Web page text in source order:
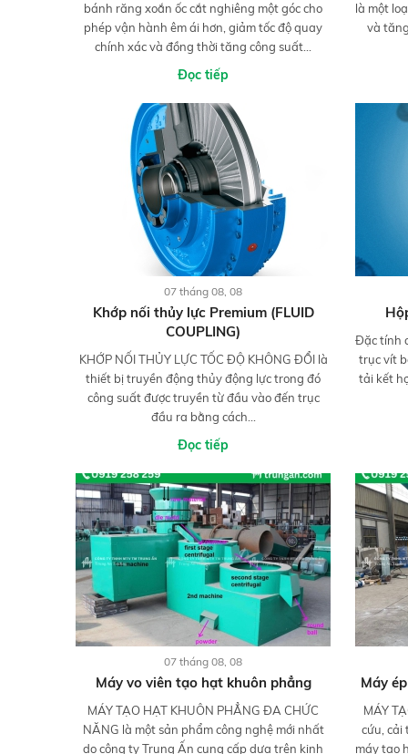
bánh răng xoắn ốc cắt nghiêng một góc cho
phép vận hành êm ái hơn, giảm tốc độ quay
chính xác và đồng thời tăng công suất...
Đọc tiếp
là một
và
07 tháng 08, 08
Khớp nối thủy lực Premium (FLUID
COUPLING)
KHỚP NỐI THỦY LỰC TỐC ĐỘ KHÔNG ĐỔI là
thiết bị truyền động thủy động lực trong đó
công suất được truyền từ đầu vào đến trục
đầu ra bằng cách...
Đọc tiếp
Đặc tính
trục vít
tải kết
07 tháng 08, 08
Máy vo viên tạo hạt khuôn phẳng
MÁY TẠO HẠT KHUÔN PHẲNG ĐA CHỨC
NĂNG là một sản phẩm công nghệ mới nhất
do công ty Trung Ấn cung cấp dựa trên kinh
Máy
MÁY
cứu, cải
máy tạo